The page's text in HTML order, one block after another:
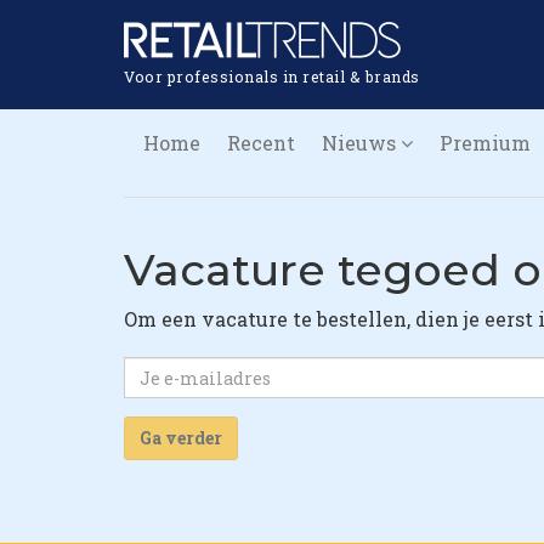
Voor professionals in retail & brands
Home Recent Nieuws Premium
Vacature tegoed
Om een vacature te bestellen, dien je eerst
Ga verder